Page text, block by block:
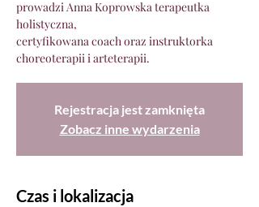
prowadzi Anna Koprowska terapeutka
holistyczna,
certyfikowana coach oraz instruktorka
choreoterapii i arteterapii.
Rejestracja jest zamknięta
Zobacz inne wydarzenia
Czas i lokalizacja